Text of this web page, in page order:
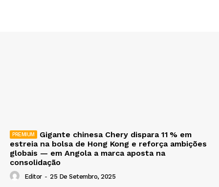
Gigante chinesa Chery dispara 11 % em
estreia na bolsa de Hong Kong e reforça ambições
globais — em Angola a marca aposta na
consolidação
Editor - 25 De Setembro, 2025